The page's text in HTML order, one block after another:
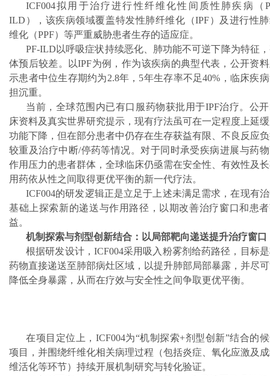
ICF004拟用于治疗进行性纤维化性间质性肺疾病（
ILD），该疾病领域覆盖特发性肺纤维化（IPF）及进行性
维化（PPF）等严重威胁患者生存的适应症。
PF-ILD以呼吸症状持续恶化、肺功能不可逆下降为特征
体预后较差。以IPF为例，作为该疾病的典型代表，公开资
示患者中位生存期约为2.8年，5年生存率不足40%，临床疾
担沉重。
当前，全球范围内已有口服药物获批用于IPF治疗。公
床资料及真实世界研究提示，现有疗法虽可在一定程度上延
功能下降，但在部分患者中仍存在生存获益有限、不良反应
较重及治疗中断/停药等情况。对于同时承受疾病进展与药
作用压力的患者群体，全球临床仍亟需在安全性、有效性及
用药依从性之间取得更优平衡的新一代疗法。
ICF004的研发逻辑正是立足于上述未满足需求，在现有
基础上探索新的递送与作用路径，以期改善治疗窗口和患
益。
机制探索与剂型创新结合：以局部靶向递送提升治疗窗口
根据研发设计，ICF004采用吸入粉雾剂给药路径，目标
药物直接递送至肺部病灶区域，以提升肺部局部暴露，并尽
降低全身暴露，从而在疗效与安全性之间争取更优平衡。
在项目定位上，ICF004为“机制探索+剂型创新”结合的
项目，并围绕纤维化相关病理过程（包括炎症、氧化应激及
维活化等环节）持续开展机制研究与转化验证。